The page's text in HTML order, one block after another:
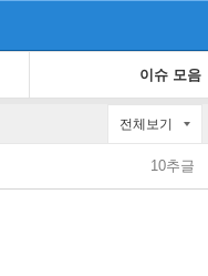
이슈 모음
전체보기
10추글